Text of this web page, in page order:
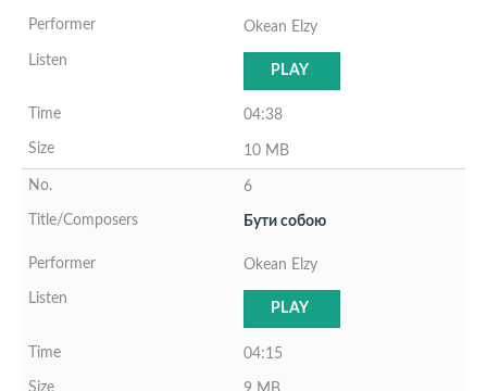
Okean Elzy
PLAY
04:38
10 MB
6
Бути собою
Okean Elzy
PLAY
04:15